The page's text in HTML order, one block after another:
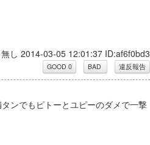
し 2014-03-05 12:01:37 ID:af6f0bd3
ンでもピトーとユピーのダメで一撃